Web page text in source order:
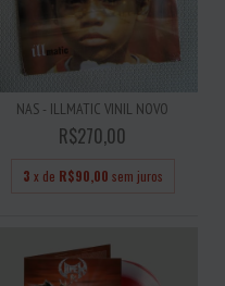
NAS - ILLMATIC VINIL NOVO
R$270,00
3 x de R$90,00 sem juros